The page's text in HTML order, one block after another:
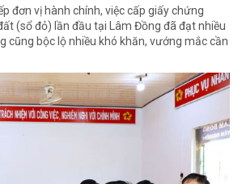
đơn vị hành chính, việc cấp giấy chứng
(sổ đỏ) lần đầu tại Lâm Đồng đã đạt nhiều
cũng bộc lộ nhiều khó khăn, vướng mắc cần